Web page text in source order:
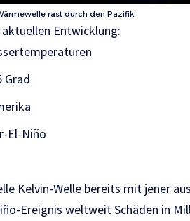
rast durch den Pazifik
Entwicklung:
Grad
El-Niño
Kelvin-Welle bereits mit jener
Ereignis weltweit Schäden in